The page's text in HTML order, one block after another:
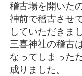
稽古場を開いた
神前で稽古させ
していただきま
三喜神社の稽古
なってしまった
成りました。